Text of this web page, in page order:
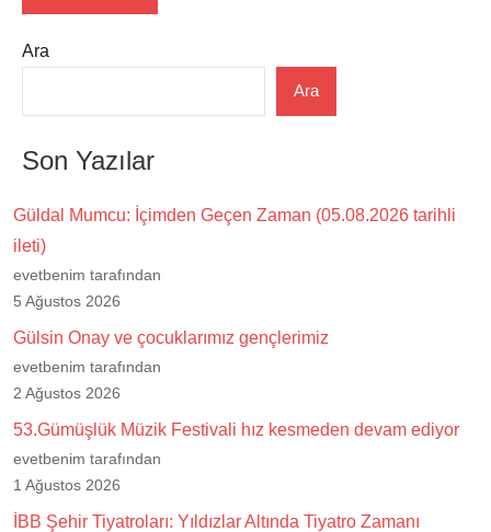
Ara
Ara
Son Yazılar
Güldal Mumcu: İçimden Geçen Zaman (05.08.2026 tarihli
ileti)
evetbenim tarafından
5 Ağustos 2026
Gülsin Onay ve çocuklarımız gençlerimiz
evetbenim tarafından
2 Ağustos 2026
53.Gümüşlük Müzik Festivali hız kesmeden devam ediyor
evetbenim tarafından
1 Ağustos 2026
İBB Şehir Tiyatroları: Yıldızlar Altında Tiyatro Zamanı